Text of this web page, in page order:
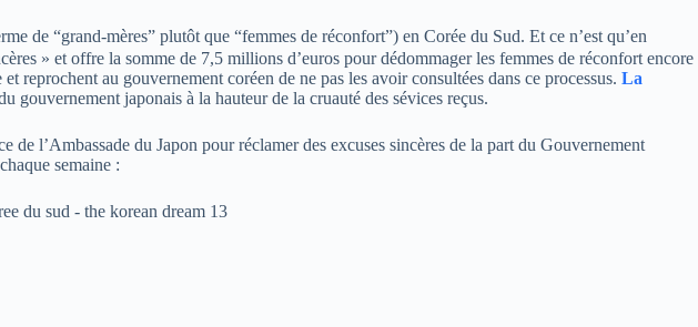
de “grand-mères” plutôt que “femmes de réconfort”) en Corée du Sud. Et ce n’est qu’en
» et offre la somme de 7,5 millions d’euros pour dédommager les femmes de réconfort encore
reprochent au gouvernement coréen de ne pas les avoir consultées dans ce processus. La
gouvernement japonais à la hauteur de la cruauté des sévices reçus.
de l’Ambassade du Japon pour réclamer des excuses sincères de la part du Gouvernement
semaine :